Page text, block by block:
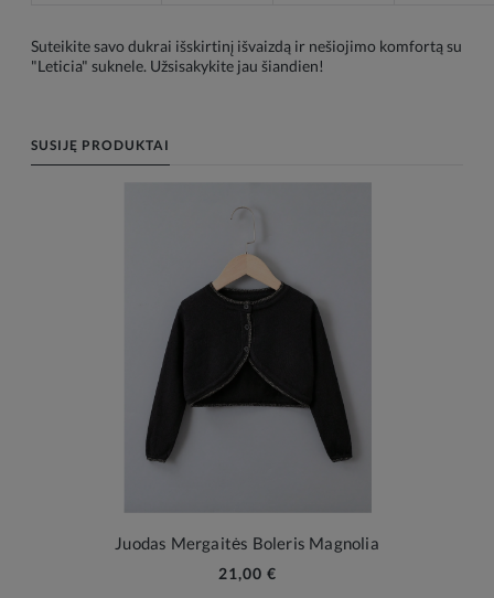
Suteikite savo dukrai išskirtinį išvaizdą ir nešiojimo komfortą su
"Leticia" suknele. Užsisakykite jau šiandien!
SUSIJĘ PRODUKTAI
Juodas Mergaitės Boleris Magnolia
21,00 €